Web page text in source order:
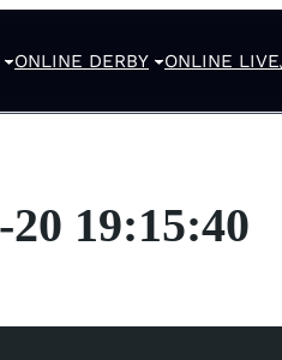
ONLINE DERBY ONLINE LIVE
19:15:40